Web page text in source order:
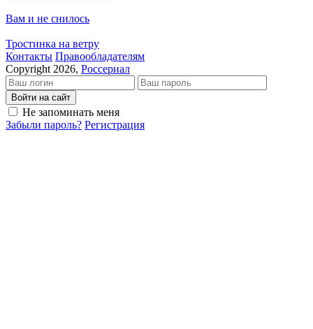
Вам и не снилось
Тростинка на ветру
Кон­так­ты Пра­во­об­ла­да­те­лям
Copyright 2026, Россериал
Войти на сайт
Не запоминать меня
Забыли пароль? Регистрация